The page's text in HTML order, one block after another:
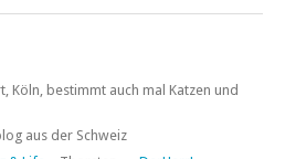
Köln, bestimmt auch mal Katzen und
aus der Schweiz